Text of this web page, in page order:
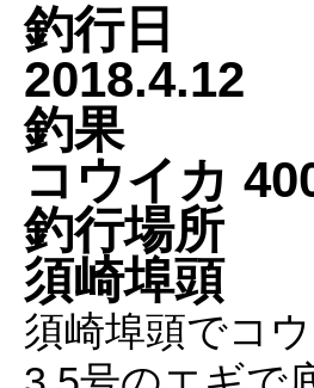
釣行日
2018.4.12
釣果
コウイカ
釣行場所
須崎埠頭
須崎埠頭でコ